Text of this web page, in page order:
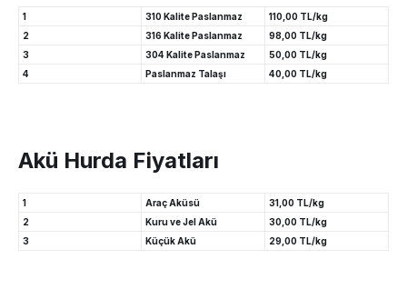
1 310 Kalite Paslanmaz
110,00 TL/kg
2
316 Kalite Paslanmaz
98,00 TL/kg
3
304 Kalite Paslanmaz
50,00 TL/kg
4
Paslanmaz Talaşı 40,00 TL/kg
Akü Hurda Fiyatları
1 Araç Aküsü
31,00 TL/kg
2
Kuru ve Jel Akü
30,00 TL/kg
3
Küçük Akü 29,00 TL/kg